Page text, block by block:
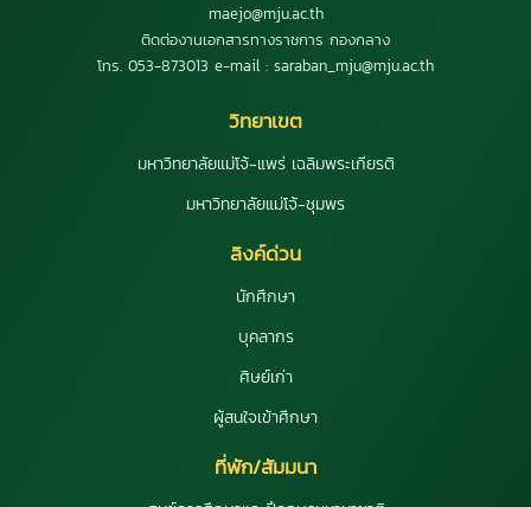
maejo@mju.ac.th
ติดต่องานเอกสารทางราชการ กองกลาง
โทร. 053-873013 e-mail : saraban_mju@mju.ac.th
วิทยาเขต
มหาวิทยาลัยแม่โจ้-แพร่ เฉลิมพระเกียรติ
มหาวิทยาลัยแม่โจ้-ชุมพร
ลิงค์ด่วน
นักศึกษา
บุคลากร
ศิษย์เก่า
ผู้สนใจเข้าศึกษา
ที่พัก/สัมมนา